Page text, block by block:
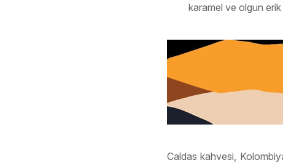
karamel ve olgun
Caldas kahvesi,